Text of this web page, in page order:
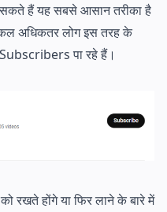
हैं यह सबसे आसान तरीका है
अधिकतर लोग इस तरह के
पा रहे हैं।
रखते होंगे या फिर लाने के बारे में